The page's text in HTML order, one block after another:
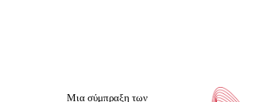
Μια σύμπραξη των